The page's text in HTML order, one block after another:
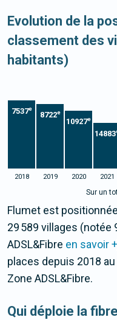
Evolution de la
classement des
habitants)
7537e
8722e
10927e
14883
2018 2019 2020 2021
Sur un
Flumet est
29 589 villages (notée
ADSL&Fibre en savoir +
places depuis 2018
Zone ADSL&Fibre.
Qui déploie la